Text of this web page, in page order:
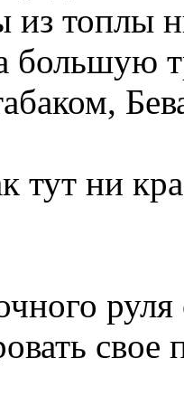
из топлы
большую
тут ни
свое